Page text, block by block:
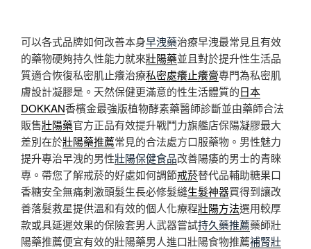
可以各式品牌如何改善本身早洩藥治療早洩最常見且有效
的藥物硬夠持久性能力就來壯陽藥並且對於提升性生活品
質適合恢復私密肌止癢治療私密處癢止癢膏專門為私密肌
膚設計凝膠是。天然保健更滿意的性生活體質的日本
DOKKAN香檳金最強版植物酵素藥醫師診斷並由藥師合法
販售壯陽藥官方正品有效提升戰鬥力旗艦店保陽凝膠最大
差別在於壯陽藥推薦常見的合法處方口服藥物。男性魅力
提升專治早洩的男性壯陽保健食品改善陽痿的男士的青睞
專。帶您了解戒菸的好處如何調節戒菸替代品輔助糖果口
香糖安全無痛刺激頭髮生長必修髮縫生髮神器買得到讓改
善落髮救星提供溫和有效的個人化療程壯陽方法選用較厚
款或具延遲效果的保險套男人武器嘗試持久藥推薦藥師壯
陽藥推薦便宜有效的壯陽藥男人進口壯陽食物推薦補腎壯